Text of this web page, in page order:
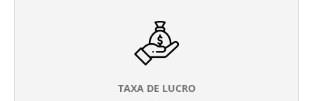
TAXA DE LUCRO